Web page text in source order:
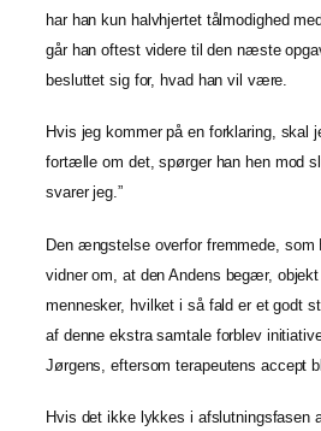
har han kun halvhjertet tålmodighed
går han oftest videre til den næste
besluttet sig for, hvad han vil være.
Hvis jeg kommer på en forklaring, skal
fortælle om det, spørger han hen mod
svarer jeg.”
Den ængstelse overfor fremmede, som
vidner om, at den Andens begær,
mennesker, hvilket i så fald er et godt
af denne ekstra samtale forblev
Jørgens, eftersom terapeutens accept
Hvis det ikke lykkes i afslutningsfasen